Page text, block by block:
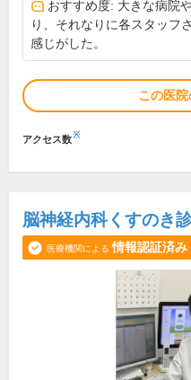
おすすめ度: 大きな病院
り、それなりに各スタッフ
感じがした。
この医
アクセス数※
脳神経内科くすのき
医療機関による 情報認証済み